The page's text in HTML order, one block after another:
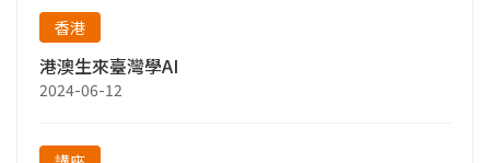
香港
港澳生來臺灣學AI
2024-06-12